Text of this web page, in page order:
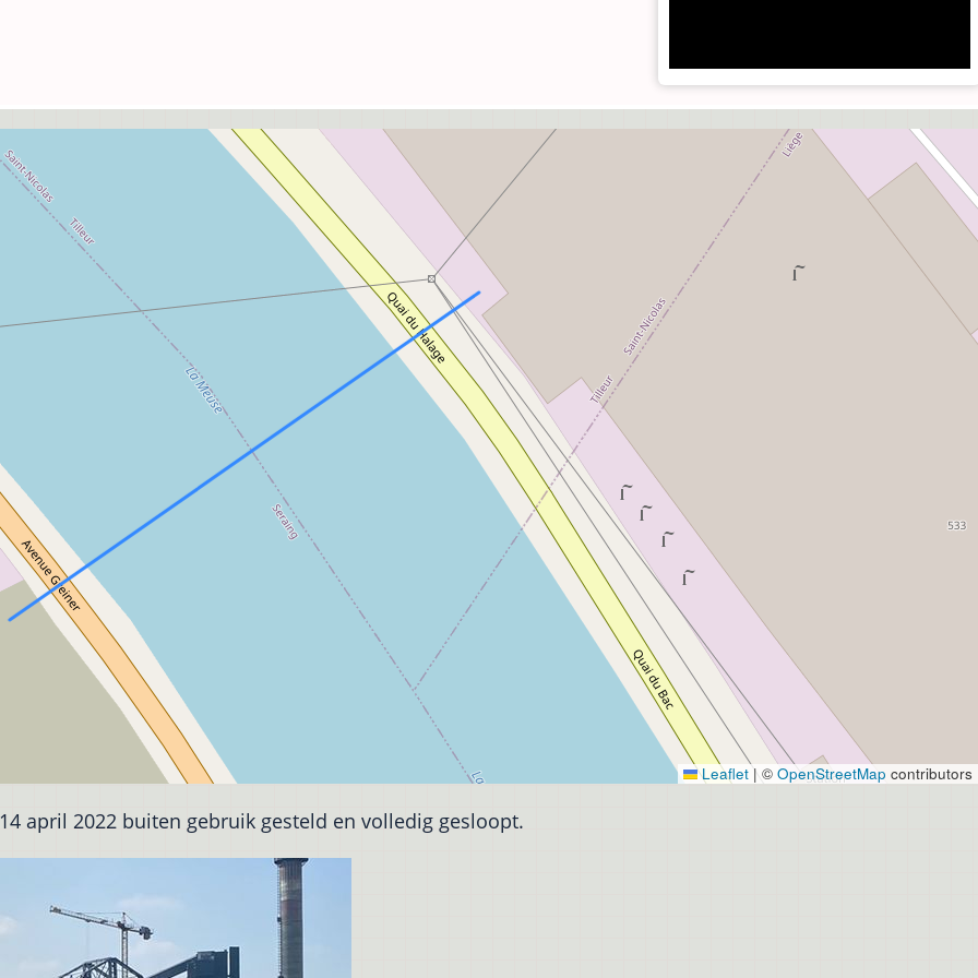
Leaflet | © OpenStreetMap contributors
april 2022 buiten gebruik gesteld en volledig gesloopt.